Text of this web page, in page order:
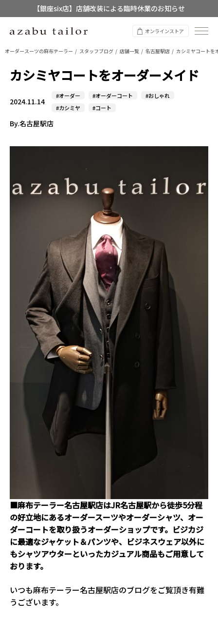
【店舗限定】レディースオーダースーツ
8/12~8/16 夏季休業のお知らせ
オンラインストア
オーダースーツの麻布テーラー スタッフブログ 店舗一覧 名古屋駅店 カシミヤコートを
カシミヤコートをオーダーメイド
2024.11.14
#オーダー #オーダーコート
#おしゃれ
#カシミヤ
#コート
By.名古屋駅店
■麻布テーラー名古屋駅店はJR名古屋駅から徒歩5分程
の好立地にあるオーダースーツやオーダーシャツ、オー
ダーコートを取り扱うオーダーショップです。ビジカジ
に最適なジャケット＆パンツや、ビジネスウェア以外に
もシャツアウターといったカジュアル商品もご用意して
おります。
いつも麻布テーラー名古屋駅店のブログをご覧頂き有難
うございます。